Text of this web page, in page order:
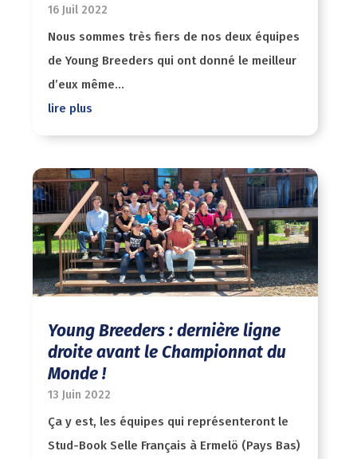
16 Juil 2022
Nous sommes très fiers de nos deux équipes
de Young Breeders qui ont donné le meilleur
d’eux même...
lire plus
Young Breeders : dernière ligne
droite avant le Championnat du
Monde !
13 Juin 2022
Ça y est, les équipes qui représenteront le
Stud-Book Selle Français à Ermelö (Pays Bas)